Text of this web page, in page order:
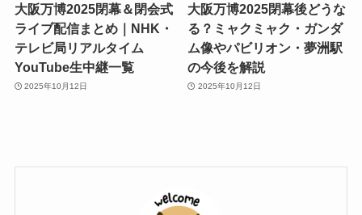
大阪万博2025閉幕＆閉会式
ライブ配信まとめ｜NHK・
テレビ局リアルタイム
YouTube生中継一覧
2025年10月12日
大阪万博2025閉幕後どうな
る？ミャクミャク・ガンダ
ム像やパビリオン・夢洲駅
の今後を解説
2025年10月12日